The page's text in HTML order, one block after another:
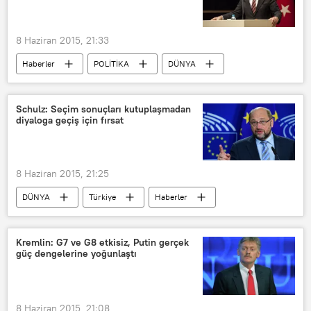
8 Haziran 2015, 21:33
Haberler POLİTİKA
DÜNYA
Türkiye
Seçim sonrası Türkiye
Mehmet Ali Şahin
AK Parti
Schulz: Seçim sonuçları kutuplaşmadan
diyaloga geçiş için fırsat
8 Haziran 2015, 21:25
DÜNYA Türkiye
Haberler
POLİTİKA
Seçim sonrası Türkiye
Martin Schulz
Türkiye-AB İlişkileri
Kremlin: G7 ve G8 etkisiz, Putin gerçek
güç dengelerine yoğunlaştı
8 Haziran 2015, 21:08